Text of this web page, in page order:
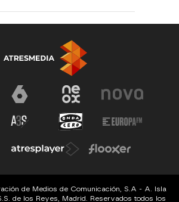
de Medios de Comunicación, S.A - A. Isla
de los Reyes, Madrid. Reservados todos los